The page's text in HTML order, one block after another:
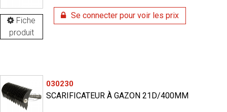
Fiche
produit
Se connecter pour voir les prix
030230
SCARIFICATEUR À GAZON 21D/400MM